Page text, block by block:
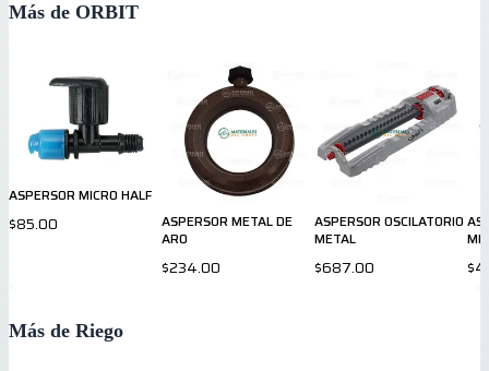
Más de ORBIT
ASPERSOR MICRO HALF
$85.00
ASPERSOR METAL DE
ARO
$234.00
ASPERSOR OSCILATORIO
METAL
$687.00
Más de Riego